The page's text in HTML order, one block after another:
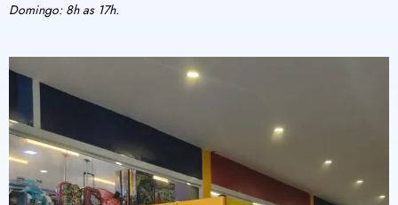
Domingo: 8h as 17h.